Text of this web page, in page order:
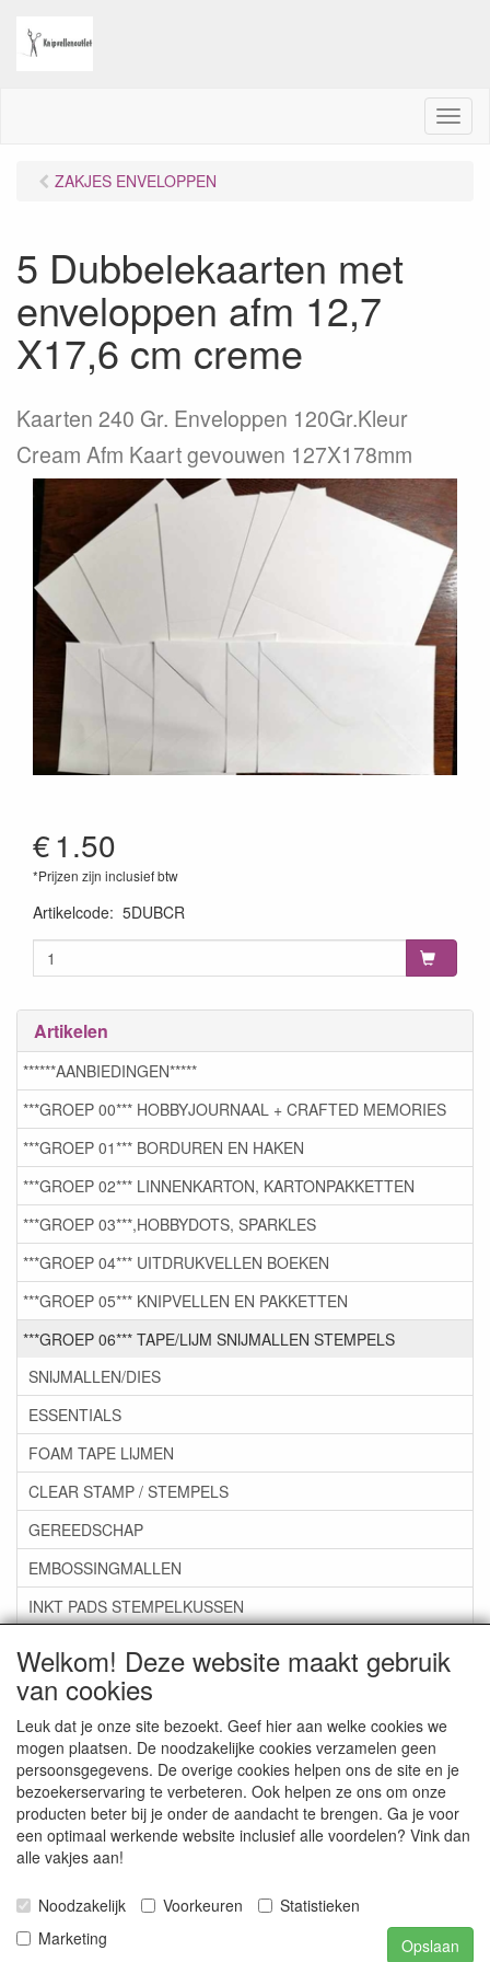
Welkom! Deze website maakt gebruik
van cookies
Leuk dat je onze site bezoekt. Geef hier aan welke cookies we
mogen plaatsen. De noodzakelijke cookies verzamelen geen
persoonsgegevens. De overige cookies helpen ons de site en je
bezoekerservaring te verbeteren. Ook helpen ze ons om onze
producten beter bij je onder de aandacht te brengen. Ga je voor
een optimaal werkende website inclusief alle voordelen? Vink dan
alle vakjes aan!
Noodzakelijk Voorkeuren
Statistieken
Marketing
Opslaan
M
e
ZAKJES ENVELOPPEN
5 Dubbelekaarten met
enveloppen afm 12,7
X17,6 cm creme
Kaarten 240 Gr. Enveloppen 120Gr.Kleur
Cream Afm Kaart gevouwen 127X178mm
€1.50
*Prijzen zijn inclusief btw
Artikelcode: 5DUBCR
Artikelen
******AANBIEDINGEN*****
***GROEP 00*** HOBBYJOURNAAL + CRAFTED MEMORIES
***GROEP 01*** BORDUREN EN HAKEN
***GROEP 02*** LINNENKARTON, KARTONPAKKETTEN
***GROEP 03***,HOBBYDOTS, SPARKLES
***GROEP 04*** UITDRUKVELLEN BOEKEN
***GROEP 05*** KNIPVELLEN EN PAKKETTEN
***GROEP 06*** TAPE/LIJM SNIJMALLEN STEMPELS
SNIJMALLEN/DIES
ESSENTIALS
FOAM TAPE LIJMEN
CLEAR STAMP / STEMPELS
GEREEDSCHAP
EMBOSSINGMALLEN
INKT PADS STEMPELKUSSEN
***GROEP 07*** KAARTEN +SCRAP TOEBEHOREN
***GROEP 08*** TEKENEN EN KLEUREN, GELPEN,MARKER
***GROEP 09*** KRALEN EN TOEBEHOREN
***GROEP 10*** WENSKAARTEN MET ENV. €0,75
Service
Artikelgroepen